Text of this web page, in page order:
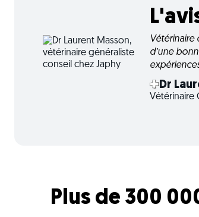
Vétérinaire
d’une
Dr
Vétérinaire
Plus de 300